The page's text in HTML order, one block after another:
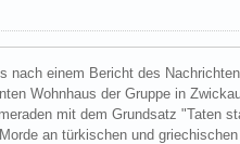
nach einem Bericht des
Wohnhaus der Gruppe in
mit dem Grundsatz "Taten
an türkischen und